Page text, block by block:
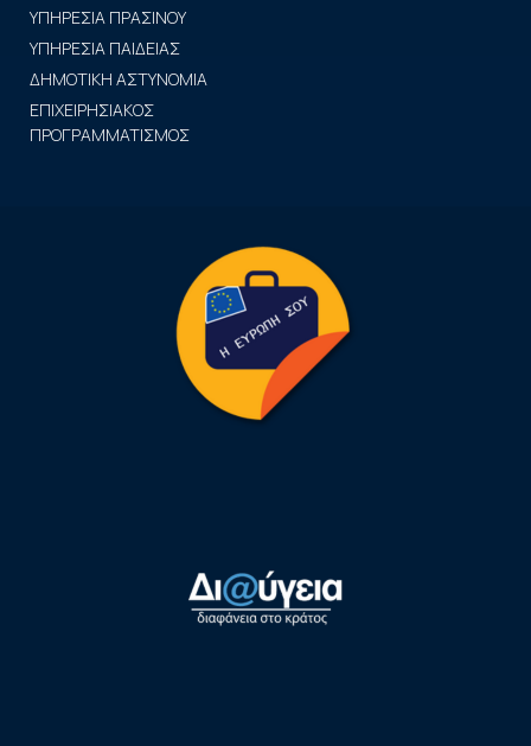
ΥΠΗΡΕΣΙΑ ΠΡΑΣΙΝΟΥ
ΥΠΗΡΕΣΙΑ ΠΑΙΔΕΙΑΣ
ΔΗΜΟΤΙΚΗ ΑΣΤΥΝΟΜΙΑ
ΕΠΙΧΕΙΡΗΣΙΑΚΟΣ
ΠΡΟΓΡΑΜΜΑΤΙΣΜΟΣ